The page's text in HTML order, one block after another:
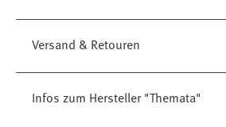
Versand & Retouren
Infos zum Hersteller "Themata"